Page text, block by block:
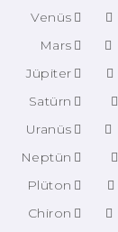
Venüs
Mars
Jüpiter
Satürn
Uranüs
Neptün
Plüton
Chiron